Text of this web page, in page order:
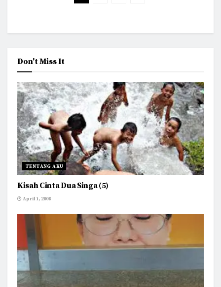
Don't Miss It
TENTANG AKU
Kisah Cinta Dua Singa (5)
April 1, 2008